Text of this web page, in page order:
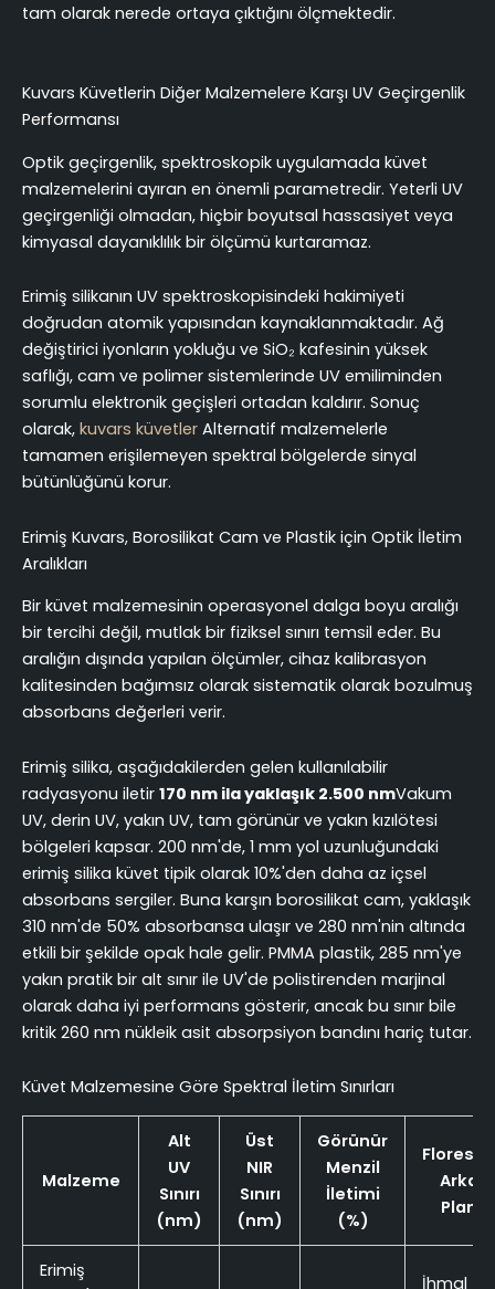
tam olarak nerede ortaya çıktığını ölçmektedir.
Kuvars Küvetlerin Diğer Malzemelere Karşı UV Geçirgenlik
Performansı
Optik geçirgenlik, spektroskopik uygulamada küvet
malzemelerini ayıran en önemli parametredir. Yeterli UV
geçirgenliği olmadan, hiçbir boyutsal hassasiyet veya
kimyasal dayanıklılık bir ölçümü kurtaramaz.
Erimiş silikanın UV spektroskopisindeki hakimiyeti
doğrudan atomik yapısından kaynaklanmaktadır. Ağ
değiştirici iyonların yokluğu ve SiO₂ kafesinin yüksek
saflığı, cam ve polimer sistemlerinde UV emiliminden
sorumlu elektronik geçişleri ortadan kaldırır. Sonuç
olarak, kuvars küvetler Alternatif malzemelerle
tamamen erişilemeyen spektral bölgelerde sinyal
bütünlüğünü korur.
Erimiş Kuvars, Borosilikat Cam ve Plastik için Optik İletim
Aralıkları
Bir küvet malzemesinin operasyonel dalga boyu aralığı
bir tercihi değil, mutlak bir fiziksel sınırı temsil eder. Bu
aralığın dışında yapılan ölçümler, cihaz kalibrasyon
kalitesinden bağımsız olarak sistematik olarak bozulmuş
absorbans değerleri verir.
Erimiş silika, aşağıdakilerden gelen kullanılabilir
radyasyonu iletir 170 nm ila yaklaşık 2.500 nmVakum
UV, derin UV, yakın UV, tam görünür ve yakın kızılötesi
bölgeleri kapsar. 200 nm'de, 1 mm yol uzunluğundaki
erimiş silika küvet tipik olarak 10%'den daha az içsel
absorbans sergiler. Buna karşın borosilikat cam, yaklaşık
310 nm'de 50% absorbansa ulaşır ve 280 nm'nin altında
etkili bir şekilde opak hale gelir. PMMA plastik, 285 nm'ye
yakın pratik bir alt sınır ile UV'de polistirenden marjinal
olarak daha iyi performans gösterir, ancak bu sınır bile
kritik 260 nm nükleik asit absorpsiyon bandını hariç tutar.
Küvet Malzemesine Göre Spektral İletim Sınırları
Malzeme
Alt
UV
Sınırı
(nm)
Üst
NIR
Sınırı
(nm)
Görünür
Menzil
İletimi
(%)
Floresan
Arka
Plan
Erimiş
İhmal